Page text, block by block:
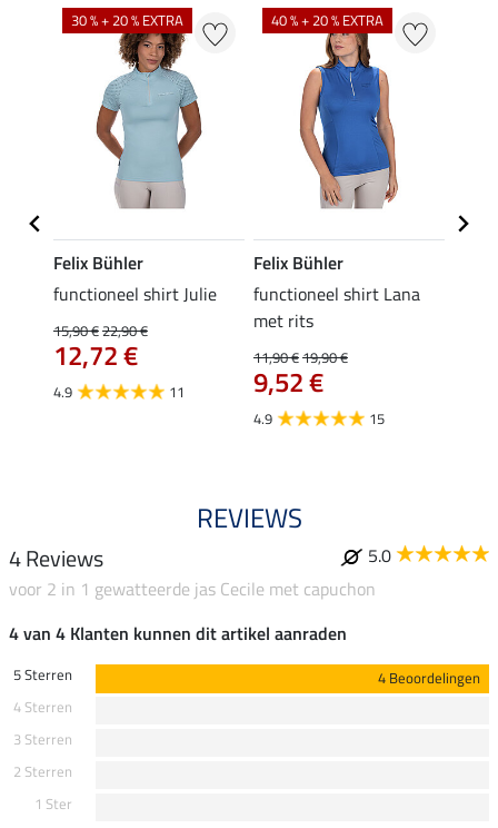
30 % + 20 % EXTRA
Felix Bühler
functioneel shirt Julie
15,90 €22,90 €
12,72 €
4.9 11
40 % + 20 % EXTRA
Felix Bühler
functioneel shirt Lana
met rits
11,90 €19,90 €
9,52 €
4.9 15
REVIEWS
4 Reviews
5.0
voor 2 in 1 gewatteerde jas Cecile met capuchon
4 van 4 Klanten kunnen dit artikel aanraden
5 Sterren
4 Beoordelingen
4 Sterren
3 Sterren
2 Sterren
1 Ster